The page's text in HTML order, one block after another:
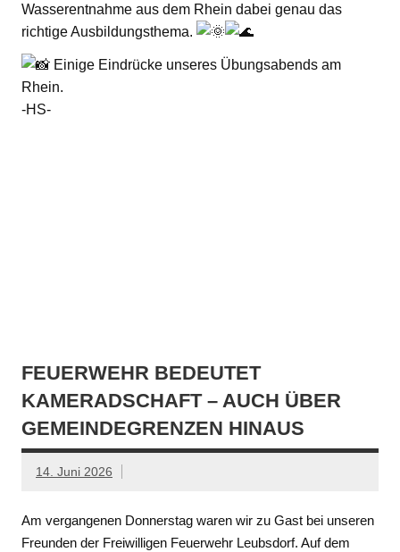
Wasserentnahme aus dem Rhein dabei genau das
richtige Ausbildungsthema.
Einige Eindrücke unseres Übungsabends am
Rhein.
-HS-
FEUERWEHR BEDEUTET
KAMERADSCHAFT – AUCH ÜBER
GEMEINDEGRENZEN HINAUS
14. Juni 2026
Am vergangenen Donnerstag waren wir zu Gast bei unseren
Freunden der Freiwilligen Feuerwehr Leubsdorf. Auf dem